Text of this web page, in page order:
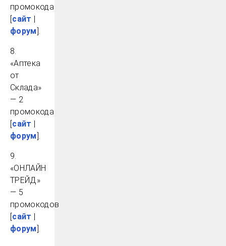
промокода
[сайт |
форум].
8.
«Аптека
от
Склада»
— 2
промокода
[сайт |
форум].
9.
«ОНЛАЙН
ТРЕЙД»
— 5
промокодов
[сайт |
форум].